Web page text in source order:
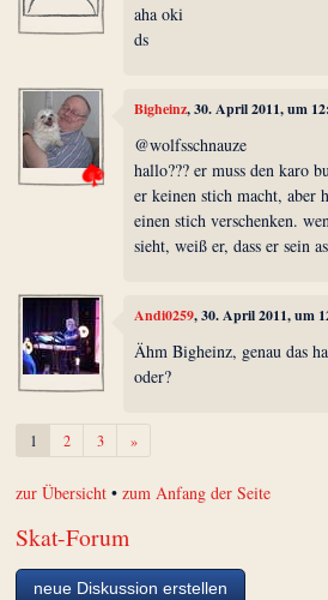
aha oki
ds
Bigheinz, 30. April 2011, um
@wolfsschnauze
hallo??? er muss den karo
er keinen stich macht, aber
einen stich verschenken.
sieht, weiß er, dass er sein
Andi0259, 30. April 2011, um
Ähm Bigheinz, genau das
oder?
1 2 3 »Weiter
zur Übersicht •zum Anfang der Seite
Skat-Forum
neue Diskussion erstellen